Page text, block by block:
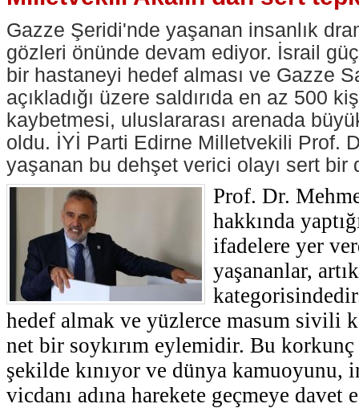
Gazze Şeridi'nde yaşanan insanlık
gözleri önünde devam ediyor. İsrail
bir hastaneyi hedef alması ve Gazze
açıkladığı üzere saldırıda en az 500
kaybetmesi, uluslararası arenada
oldu. İYİ Parti Edirne Milletvekili Prof.
yaşanan bu dehşet verici olayı sert bir
Prof. Dr.
hakkında
ifadelere yer
yaşananlar,
hedef almak ve yüzlerce masum sivili
net bir soykırım eylemidir. Bu korkunç
şekilde kınıyor ve dünya kamuoyunu,
vicdanı adına harekete geçmeye davet